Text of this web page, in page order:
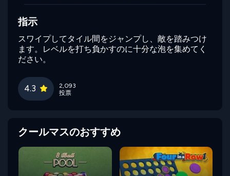
指示
スワイプしてタイル間をジャンプし、敵を踏みつけ
ます。レベルを打ち負かすのに十分な泡を集めてく
ださい。
4.3
2,093
投票
クールマスのおすすめ